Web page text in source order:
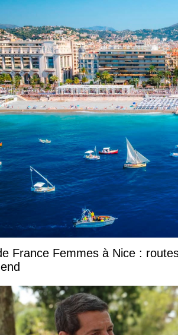
France Femmes à Nice :